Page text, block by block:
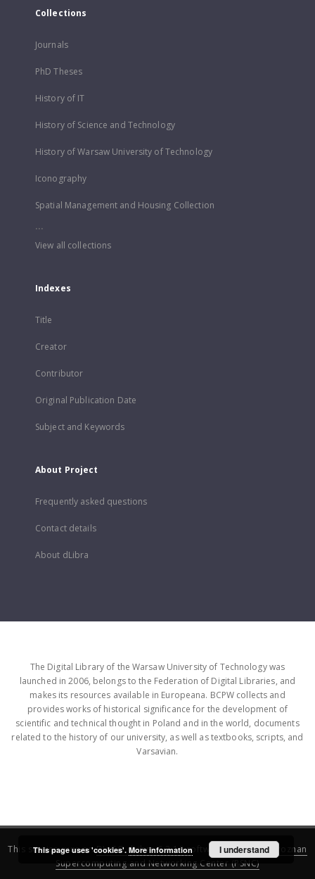
Collections
Journals
PhD Theses
History of IT
History of Science and Technology
History of Warsaw University of Technology
Iconography
Spatial Management and Housing Collection
...
View all collections
Indexes
Title
Creator
Contributor
Original Publication Date
Subject and Keywords
About Project
Frequently asked questions
Contact details
About dLibra
The Digital Library of the Warsaw University of Technology was
launched in 2006, belongs to the Federation of Digital Libraries, and
makes its resources available in Europeana. BCPW collects and
provides works of historical significance for the development of
scientific and technical thought in Poland and in the world, documents
related to the history of our university, as well as textbooks, scripts, and
Varsavian.
This service runs onDInGO dLibra 6.3.16software created by
Poznan
Supercomputing and Networking Center (PSNC)
This page uses 'cookies'. More information I understand